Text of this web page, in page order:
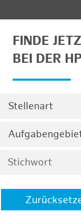
FINDE
BEI DER
Stellenart